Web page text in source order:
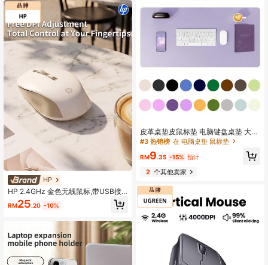
HP
HP 2.4GHz 金色无线鼠标,带USB接
收器
RM25.20 -10%
皮革桌垫皮鼠标垫 电脑键盘桌垫 大鼠
标垫 美甲垫 化妆垫 笔记本电脑游戏
眼皮革桌垫、防水 PU 桌面保护垫、
家庭 耐磨易清洁
#3 热销榜 在 电脑桌垫 鼠标垫
RM9.35 -15% 预计
2个其他卖家